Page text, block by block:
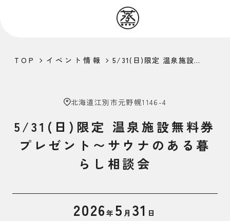
TOP イベント情報 5/31(日)限定 温泉施設無料券プレゼント〜サウナのある暮らし相談会
北海道江別市元野幌1146-4
5/31(日)限定 温泉施設無料券
プレゼント〜サウナのある暮
らし相談会
2026年 5 月 31 日